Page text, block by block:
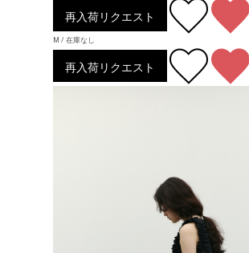
再入荷リクエスト
M / 在庫なし
再入荷リクエスト